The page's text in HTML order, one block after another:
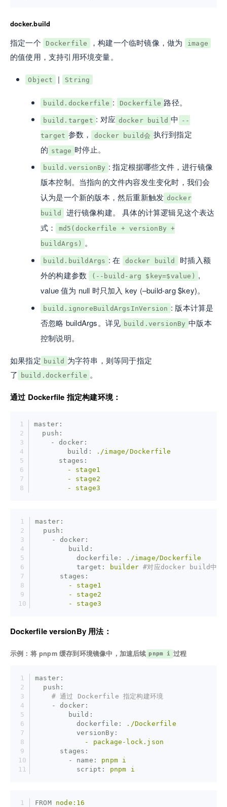
docker.build
指定一个 Dockerfile ，构建一个临时镜像，做为 image
的值使用，支持引用环境变量。
Object | String
build.dockerfile : Dockerfile 路径。
build.target : 对应 docker build 中
--
target 参数， docker build会 执行到指定
的 stage 时停止。
build.versionBy : 指定根据哪些文件，进行镜像
版本控制。当指向的文件内容发生变化时，我们会
认为是一个新的版本，然后重新触发 docker
build
进行镜像构建。 具体的计算逻辑见这个表达
式：
md5(dockerfile + versionBy +
buildArgs)
。
build.buildArgs : 在 docker build
时插入额
外的构建参数 (--build-arg $key=$value) ,
value 值为 null 时只加入 key (–build-arg $key)。
build.ignoreBuildArgsInVersion : 版本计算是
否忽略 buildArgs。详见 build.versionBy 中版本
控制说明。
如果指定 build 为字符串，则等同于指定
了 build.dockerfile 。
通过 Dockerfile 指定构建环境：
master:
  push:
    - docker:
        build:
./image/Dockerfile
      stages:
        -
stage1
        -
stage2
        -
stage3
master:
  push:
    - docker:
        build:
          dockerfile:
./image/Dockerfile
          target:
builder #对应docker build中--
      stages:
        -
stage1
        -
stage2
        -
stage3
Dockerfile versionBy 用法：
示例：将 pnpm 缓存到环境镜像中，加速后续 pnpm i 过程
master:
  push:
# 通过 Dockerfile 指定构建环境
    - docker:
        build:
          dockerfile:
./Dockerfile
          versionBy:
            -
package-lock.json
      stages:
        - name:
pnpm i
          script:
pnpm i
FROM node:16